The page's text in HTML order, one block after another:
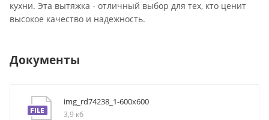
кухни. Эта вытяжка - отличный выбор для тех, кто ценит
высокое качество и надежность.
Документы
img_rd74238_1-600x600
3,9 кб